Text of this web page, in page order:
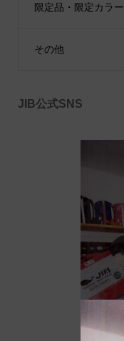
限定品・限定カラー
その他
JIB公式SNS